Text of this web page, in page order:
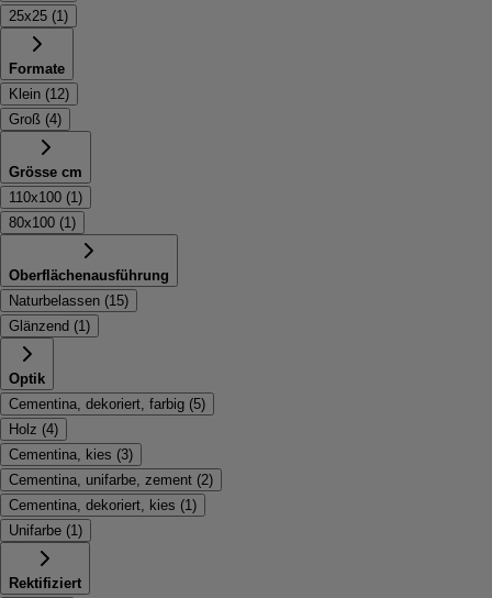
25x25 (1 )
Formate
Klein (12)
Groß (4)
Grösse cm
110x100 (1 )
80x100 (1 )
Oberflächenausführung
Naturbelassen (15)
Glänzend (1 )
Optik
Cementina, dekoriert, farbig (5)
Holz (4)
Cementina, kies (3)
Cementina, unifarbe, zement (2)
Cementina, dekoriert, kies (1 )
Unifarbe (1 )
Rektifiziert